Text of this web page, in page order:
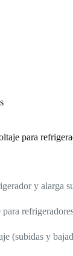
para
y alarga
para
(subidas y